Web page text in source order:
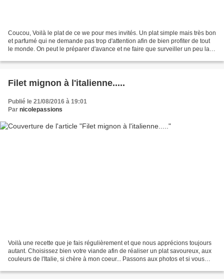
Coucou, Voilà le plat de ce we pour mes invités. Un plat simple mais très bon
et parfumé qui ne demande pas trop d'attention afin de bien profiter de tout
le monde. On peut le préparer d'avance et ne faire que surveiller un peu la
Filet mignon à l'italienne.....
Publié le 21/08/2016 à 19:01
Par nicolepassions
Voilà une recette que je fais régulièrement et que nous apprécions toujours
autant. Choisissez bien votre viande afin de réaliser un plat savoureux, aux
couleurs de l'Italie, si chère à mon coeur... Passons aux photos et si vous